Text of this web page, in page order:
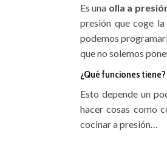
Es una olla a
presión que coge
podemos
que no solemos
¿Qué funciones tiene?
Esto depende un
hacer cosas como
cocinar a presión…